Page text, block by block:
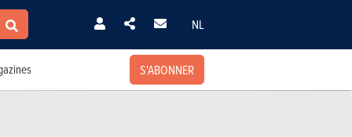
NL
S'ABONNER